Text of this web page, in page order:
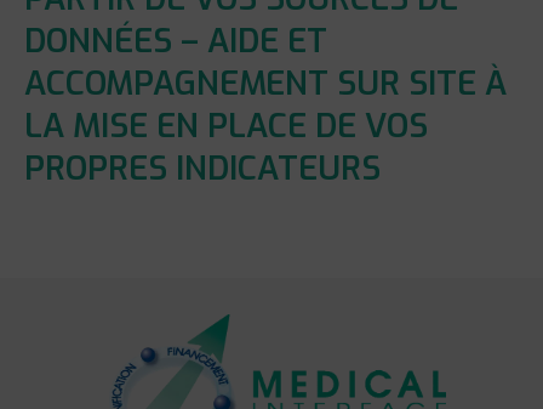
DONNÉES – AIDE ET
ACCOMPAGNEMENT SUR SITE À
LA MISE EN PLACE DE VOS
PROPRES INDICATEURS